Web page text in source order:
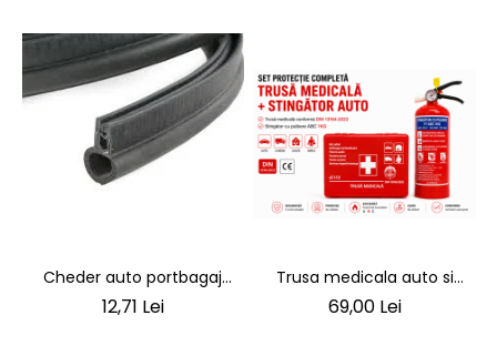
Cheder auto portbagaj
Cheder de Etanșare
12,71 Lei
Trusa medicala auto si
stingator de incendiu
69,00 Lei